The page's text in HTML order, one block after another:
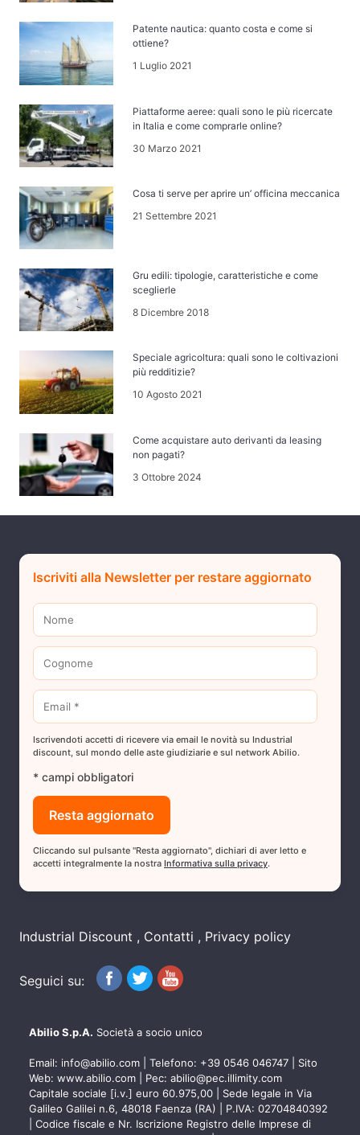
Patente nautica: quanto costa e come si
ottiene?
1 Luglio 2021
Piattaforme aeree: quali sono le più ricercate
in Italia e come comprarle online?
30 Marzo 2021
Cosa ti serve per aprire un’ officina meccanica
21 Settembre 2021
Gru edili: tipologie, caratteristiche e come
sceglierle
8 Dicembre 2018
Speciale agricoltura: quali sono le coltivazioni
più redditizie?
10 Agosto 2021
Come acquistare auto derivanti da leasing
non pagati?
3 Ottobre 2024
Iscriviti alla Newsletter per restare aggiornato
Iscrivendoti accetti di ricevere via email le novità su Industrial
discount, sul mondo delle aste giudiziarie e sul network Abilio.
* campi obbligatori
Cliccando sul pulsante "Resta aggiornato", dichiari di aver letto e
accetti integralmente la nostra Informativa sulla privacy.
Industrial Discount Contatti Privacy policy
Seguici su:
Abilio S.p.A. Società a socio unico
Email: info@abilio.com | Telefono: +39 0546 046747 | Sito
Web: www.abilio.com | Pec: abilio@pec.illimity.com
Capitale sociale [i.v.] euro 60.975,00 | Sede legale in Via
Galileo Galilei n.6, 48018 Faenza (RA) | P.IVA: 02704840392
| Codice fiscale e Nr. Iscrizione Registro delle Imprese di